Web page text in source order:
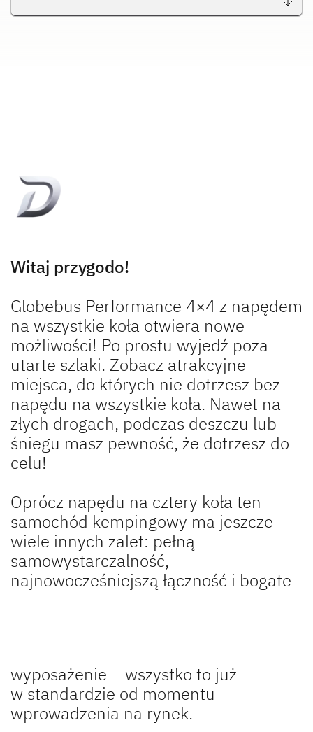
Oryginalne akcesoria Dethleffs
Dethleffs
Dealerzy
Witaj przygodo!
Globebus Performance 4×4 z napędem
na wszystkie koła otwiera nowe
możliwości! Po prostu wyjedź poza
utarte szlaki. Zobacz atrakcyjne
miejsca, do których nie dotrzesz bez
napędu na wszystkie koła. Nawet na
złych drogach, podczas deszczu lub
śniegu masz pewność, że dotrzesz do
celu!
Oprócz napędu na cztery koła ten
samochód kempingowy ma jeszcze
wiele innych zalet: pełną
samowystarczalność,
najnowocześniejszą łączność i bogate
wyposażenie – wszystko to już
w standardzie od momentu
wprowadzenia na rynek.
Wyszukiwarka autoryzowanych